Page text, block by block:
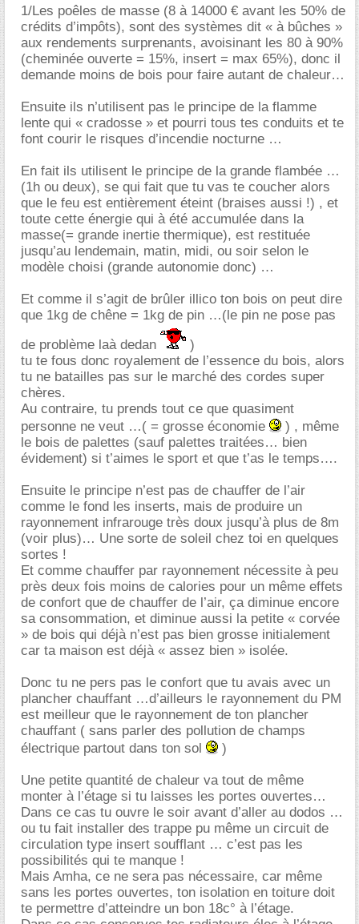
1/Les poêles de masse (8 à 14000 € avant les 50% de
crédits d’impôts), sont des systèmes dit « à bûches »
aux rendements surprenants, avoisinant les 80 à 90%
(cheminée ouverte = 15%, insert = max 65%), donc il
demande moins de bois pour faire autant de chaleur
Ensuite ils n’utilisent pas le principe de la flamme
lente qui « cradosse » et pourri tous tes conduits et te
font courir le risques d’incendie nocturne
En fait ils utilisent le principe de la grande flambée
(1h ou deux), se qui fait que tu vas te coucher alors
que le feu est entièrement éteint (braises aussi !) , et
toute cette énergie qui à été accumulée dans la
masse(= grande inertie thermique), est restituée
jusqu’au lendemain, matin, midi, ou soir selon le
modèle choisi (grande autonomie donc)
Et comme il s’agit de brûler illico ton bois on peut dire
que 1kg de chêne = 1kg de pin …(le pin ne pose pas
de problème laà dedan
)
tu te fous donc royalement de l’essence du bois, alors
tu ne batailles pas sur le marché des cordes super
chères.
Au contraire, tu prends tout ce que quasiment
personne ne veut …( = grosse économie
) , même
le bois de palettes (sauf palettes traitées… bien
évidement) si t’aimes le sport et que t’as le temps….
Ensuite le principe n’est pas de chauffer de l’air
comme le fond les inserts, mais de produire un
rayonnement infrarouge très doux jusqu’à plus de 8m
(voir plus)… Une sorte de soleil chez toi en quelques
sortes !
Et comme chauffer par rayonnement nécessite à peu
près deux fois moins de calories pour un même effets
de confort que de chauffer de l’air, ça diminue encore
sa consommation, et diminue aussi la petite « corvée
» de bois qui déjà n’est pas bien grosse initialement
car ta maison est déjà « assez bien » isolée.
Donc tu ne pers pas le confort que tu avais avec un
plancher chauffant …d’ailleurs le rayonnement du PM
est meilleur que le rayonnement de ton plancher
chauffant ( sans parler des pollution de champs
électrique partout dans ton sol
)
Une petite quantité de chaleur va tout de même
monter à l’étage si tu laisses les portes ouvertes
Dans ce cas tu ouvre le soir avant d’aller au dodos
ou tu fait installer des trappe pu même un circuit de
circulation type insert soufflant … c’est pas les
possibilités qui te manque !
Mais Amha, ce ne sera pas nécessaire, car même
sans les portes ouvertes, ton isolation en toiture doit
te permettre d’atteindre un bon 18c° à l’étage.